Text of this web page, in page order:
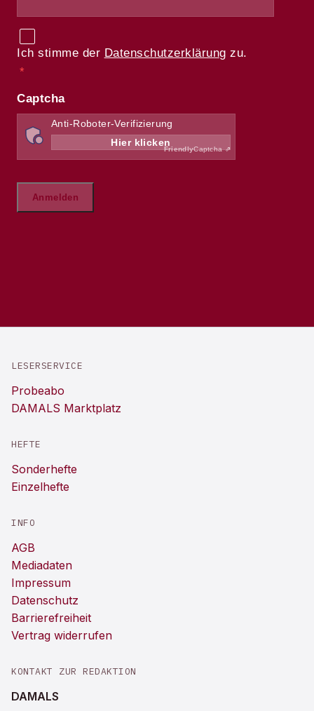
LESERSERVICE
Probeabo
DAMALS Marktplatz
HEFTE
Sonderhefte
Einzelhefte
INFO
AGB
Mediadaten
Impressum
Datenschutz
Barrierefreiheit
Vertrag widerrufen
KONTAKT ZUR REDAKTION
DAMALS